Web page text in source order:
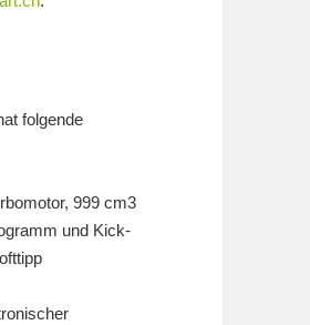
folgende
999 cm3
und Kick-